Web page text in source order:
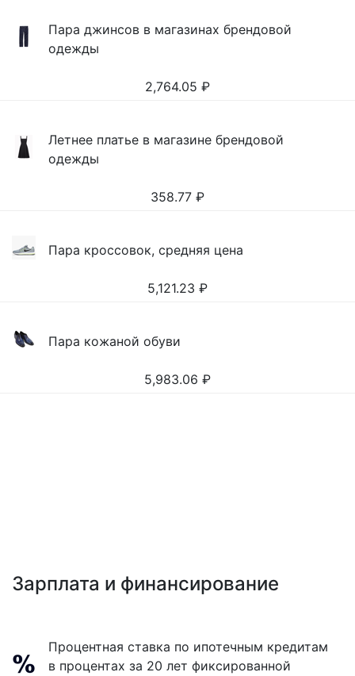
Пара джинсов в магазинах брендовой
одежды
2,764.05 ₽
Летнее платье в магазине брендовой
одежды
358.77 ₽
Пара кроссовок, средняя цена
5,121.23 ₽
Пара кожаной обуви
5,983.06 ₽
Зарплата и финансирование
Процентная ставка по ипотечным кредитам
в процентах за 20 лет фиксированной